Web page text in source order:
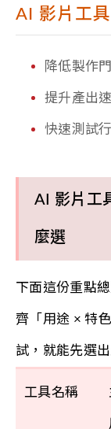
AI 影片工
降低製作
提升產出
快速測試
AI 影片工
麼選
下面這份重點
齊「用途 × 特
試，就能先選
工具名稱